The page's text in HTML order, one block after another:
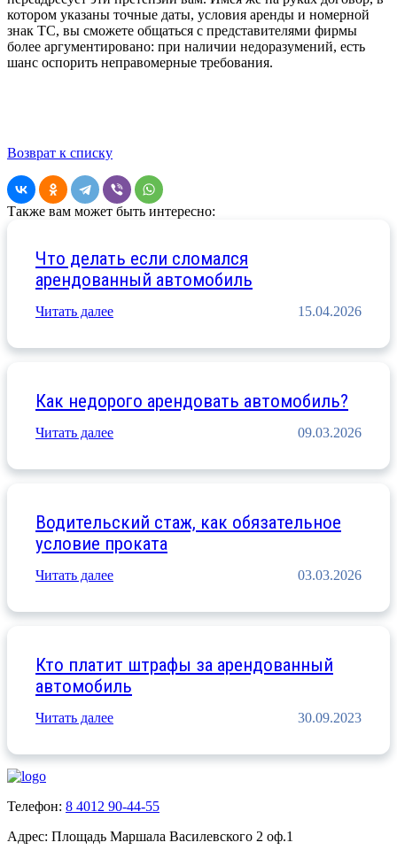
котором указаны точные даты, условия аренды и номерной
знак ТС, вы сможете общаться с представителями фирмы
более аргументировано: при наличии недоразумений, есть
шанс оспорить неправомерные требования.
Возврат к списку
Также вам может быть интересно:
Что делать если сломался
арендованный автомобиль
Читать далее 15.04.2026
Как недорого арендовать автомобиль?
Читать далее 09.03.2026
Водительский стаж, как обязательное
условие проката
Читать далее 03.03.2026
Кто платит штрафы за арендованный
автомобиль
Читать далее 30.09.2023
Телефон: 8 4012 90-44-55
Адрес: Площадь Маршала Василевского 2 оф.1